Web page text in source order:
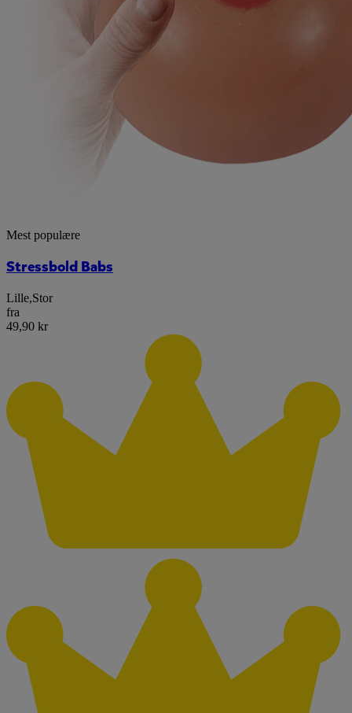
Mest populære
Stressbold Babs
Lille,Stor
fra
49,90 kr